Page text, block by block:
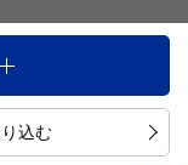
込む